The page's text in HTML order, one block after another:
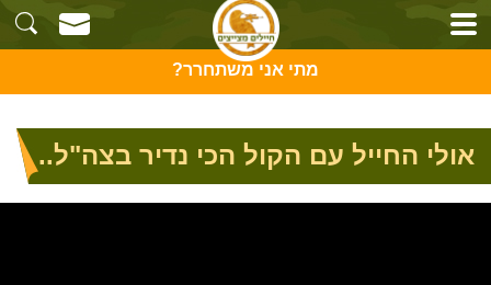
מתי אני משתחרר?
אולי החייל עם הקול הכי נדיר בצה"ל..